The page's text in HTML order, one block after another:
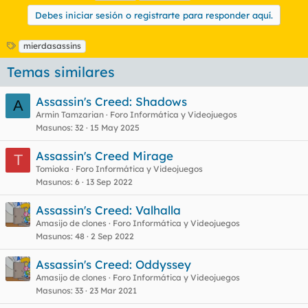
Debes iniciar sesión o registrarte para responder aquí.
E
t
i
u
e
t
s
mierdasassins
Temas similares
A
Assassin's Creed: Shadows
Armin Tamzarian
Foro Informática y Videojuegos
Masunos 32 15 May 2025
T Assassin's Creed Mirage
Tomioka
Foro Informática y Videojuegos
Masunos 6 13 Sep 2022
Assassin's Creed: Valhalla
Amasijo de clones
Foro Informática y Videojuegos
Masunos 48 2 Sep 2022
Assassin's Creed: Oddyssey
Amasijo de clones
Foro Informática y Videojuegos
Masunos 33 23 Mar 2021